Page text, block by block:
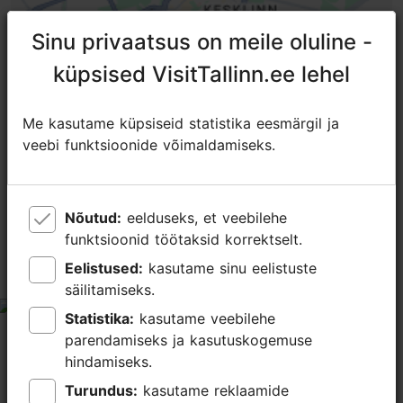
TripAdvisori® hinnangud ja
arvustused
tripadvisor rating 4.2 of 5 põhineb
Amazing
tripadvisor rating 5 of 5
aprill 23, 2026autor:Hanna E
Best bowling experience in my life. Bowling was fun
with friends. Amazing selection of foods and cocktails.
Sinu privaatsus on meile oluline -
küpsised VisitTallinn.ee lehel
Me kasutame küpsiseid statistika eesmärgil ja
veebi funktsioonide võimaldamiseks.
Nõutud:
funktsioonid töötaksid korrektselt.
Eelistused:
säilitamiseks.
Statistika:
parendamiseks ja kasutuskogemuse
hindamiseks.
Turundus:
Sinu privaatsus on meile oluline -
küpsised VisitTallinn.ee lehel
Me kasutame küpsiseid statistika eesmärgil ja
veebi funktsioonide võimaldamiseks.
Nõutud:
funktsioonid töötaksid korrektselt.
Eelistused:
säilitamiseks.
Statistika:
parendamiseks ja kasutuskogemuse
hindamiseks.
Turundus: